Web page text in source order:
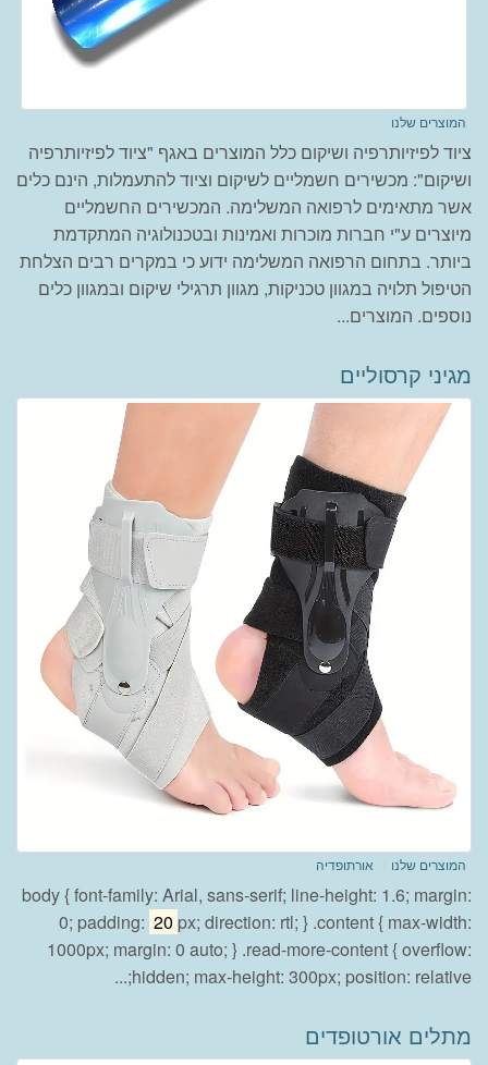
המוצרים שלנו
ציוד לפיזיותרפיה ושיקום כלל המוצרים באגף "ציוד לפיזיותרפיה
ושיקום": מכשירים חשמליים לשיקום וציוד להתעמלות, הינם כלים
אשר מתאימים לרפואה המשלימה. המכשירים החשמליים
מיוצרים ע"י חברות מוכרות ואמינות ובטכנולוגיה המתקדמת
ביותר. בתחום הרפואה המשלימה ידוע כי במקרים רבים הצלחת
הטיפול תלויה במגוון טכניקות, מגוון תרגילי שיקום ובמגוון כלים
נוספים. המוצרים...
מגיני קרסוליים
המוצרים שלנו אורתופדיה
body { font-family: Arial, sans-serif; line-height: 1.6; margin:
0; padding: 20 px; direction: rtl; } .content { max-width:
1000px; margin: 0 auto; } .read-more-content { overflow:
hidden; max-height: 300px; position: relative;...
מתלים אורטופדים